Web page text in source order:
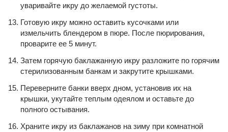
уваривайте икру до желаемой густоты.
Готовую икру можно оставить кусочками или
измельчить блендером в пюре. После пюрирования,
проварите ее 5 минут.
Затем горячую баклажанную икру разложите по горячим
стерилизованным банкам и закрутите крышками.
Переверните банки вверх дном, установив их на
крышки, укутайте теплым одеялом и оставьте до
полного остывания.
Храните икру из баклажанов на зиму при комнатной